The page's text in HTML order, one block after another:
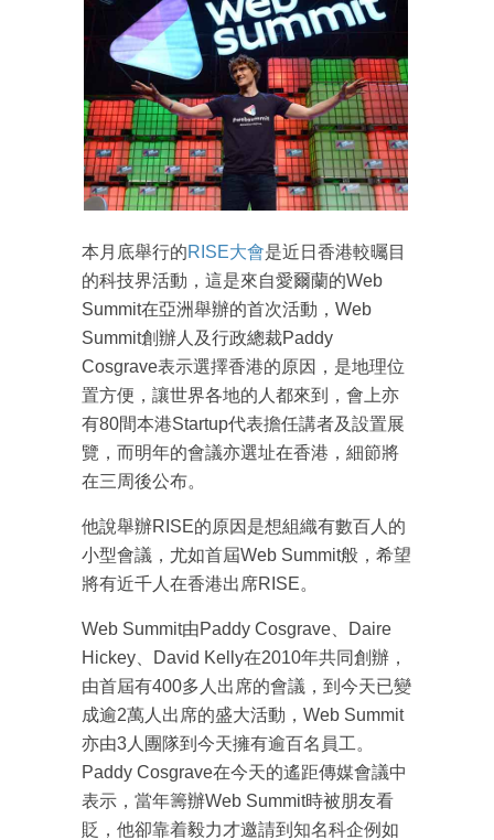
本月底舉行的RISE大會是近日香港較曯目
的科技界活動，這是來自愛爾蘭的Web
Summit在亞洲舉辦的首次活動，Web
Summit創辦人及行政總裁Paddy
Cosgrave表示選擇香港的原因，是地理位
置方便，讓世界各地的人都來到，會上亦
有80間本港Startup代表擔任講者及設置展
覽，而明年的會議亦選址在香港，細節將
在三周後公布。
他說舉辦RISE的原因是想組織有數百人的
小型會議，尤如首屆Web Summit般，希望
將有近千人在香港出席RISE。
Web Summit由Paddy Cosgrave、Daire
Hickey、David Kelly在2010年共同創辦，
由首屆有400多人出席的會議，到今天已變
成逾2萬人出席的盛大活動，Web Summit
亦由3人團隊到今天擁有逾百名員工。
Paddy Cosgrave在今天的遙距傳媒會議中
表示，當年籌辦Web Summit時被朋友看
貶，他卻靠着毅力才邀請到知名科企例如